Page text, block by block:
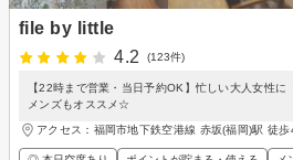
file by little
4.2
(123件)
【22時まで営業・当日予約OK】忙しい大人女性に
メンズもオススメ☆
アクセス：福岡市地下鉄空港線 赤坂(福岡)駅 徒歩